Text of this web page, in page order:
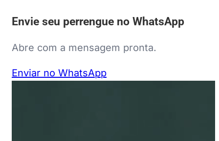
Envie seu perrengue no WhatsApp
Abre com a mensagem pronta.
Enviar no WhatsApp